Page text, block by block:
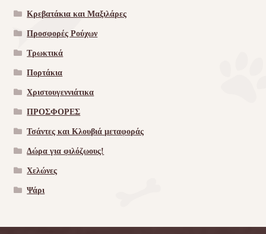
Κρεβατάκια και Μαξιλάρες
Προσφορές Ρούχων
Τρωκτικά
Πορτάκια
Χριστουγεννιάτικα
ΠΡΟΣΦΟΡΕΣ
Τσάντες και Κλουβιά μεταφοράς
Δώρα για φιλόζωους!
Χελώνες
Ψάρι